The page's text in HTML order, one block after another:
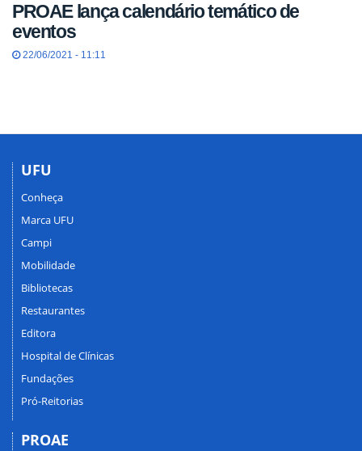
PROAE lança calendário temático de
eventos
22/06/2021 - 11:11
UFU
Conheça
Marca UFU
Campi
Mobilidade
Bibliotecas
Restaurantes
Editora
Hospital de Clínicas
Fundações
Pró-Reitorias
PROAE